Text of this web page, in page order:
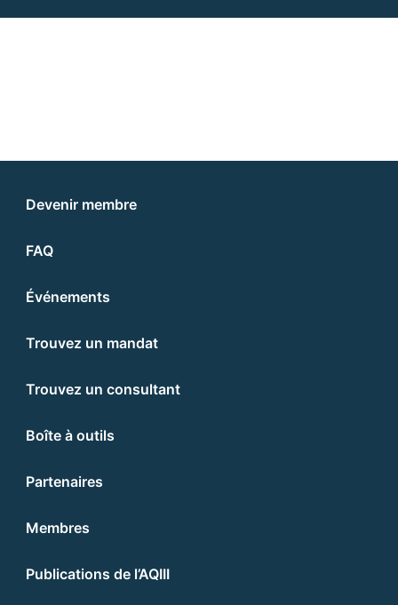
Devenir membre
FAQ
Événements
Trouvez un mandat
Trouvez un consultant
Boîte à outils
Partenaires
Membres
Publications de l’AQIII